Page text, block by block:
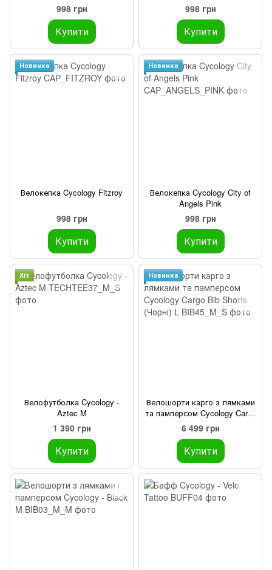
998 грн
Купити
998 грн
Купити
Новинка
Велокепка Cycology Fitzroy
998 грн
Купити
Новинка
Велокепка Cycology City of
Angels Pink
998 грн
Купити
Хіт
Велофутболка Cycology -
Aztec M
1 390 грн
Купити
Новинка
Велошорти карго з лямками
та памперсом Cycology Cargo
Bib Shorts (Чорні) L
6 499 грн
Купити